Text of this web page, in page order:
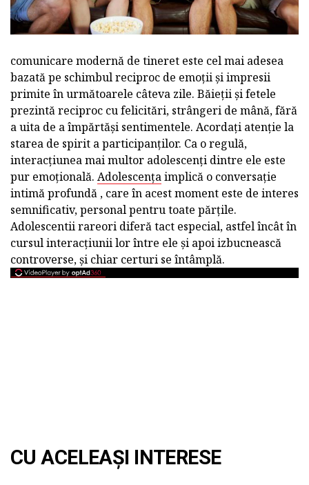
comunicare modernă de tineret este cel mai adesea
bazată pe schimbul reciproc de emoții și impresii
primite în următoarele câteva zile. Băieții și fetele
prezintă reciproc cu felicitări, strângeri de mână, fără
a uita de a împărtăși sentimentele. Acordați atenție la
starea de spirit a participanților. Ca o regulă,
interacțiunea mai multor adolescenți dintre ele este
pur emoțională. Adolescențaimplică o conversație
intimă profundă , care în acest moment este de interes
semnificativ, personal pentru toate părțile.
Adolescentii rareori diferă tact especial, astfel încât în
cursul interacțiunii lor între ele și apoi izbucnească
controverse, și chiar certuri se întâmplă.
CU ACELEAȘI INTERESE